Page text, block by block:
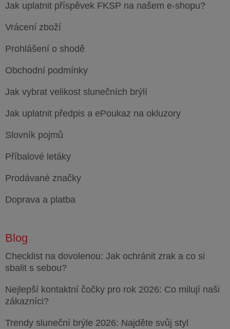
Jak uplatnit příspěvek FKSP na našem e-shopu?
Vrácení zboží
Prohlášení o shodě
Obchodní podmínky
Jak vybrat velikost slunečních brýlí
Jak uplatnit předpis a ePoukaz na okluzory
Slovník pojmů
Příbalové letáky
Prodávané značky
Doprava a platba
Blog
Checklist na dovolenou: Jak ochránit zrak a co si
sbalit s sebou?
Nejlepší kontaktní čočky pro rok 2026: Co milují naši
zákazníci?
Trendy sluneční brýle 2026: Najděte svůj styl